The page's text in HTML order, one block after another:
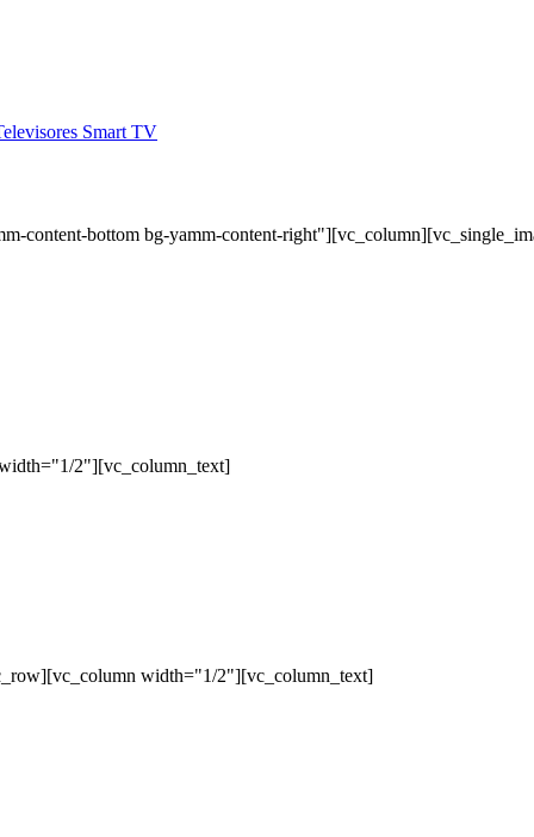
content-bottom bg-yamm-content-
2"][vc_column_text]
width="1/2"][vc_column_text]